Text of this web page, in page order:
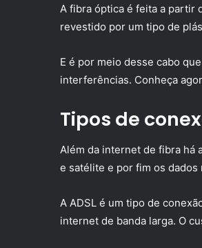
A fibra óptica é feita a partir
revestido por um tipo de
E é por meio desse cabo
interferências. Conheça
Tipos de
Além da internet de fibra há
e satélite e por fim os dados
A ADSL é um tipo de
internet de banda larga. O